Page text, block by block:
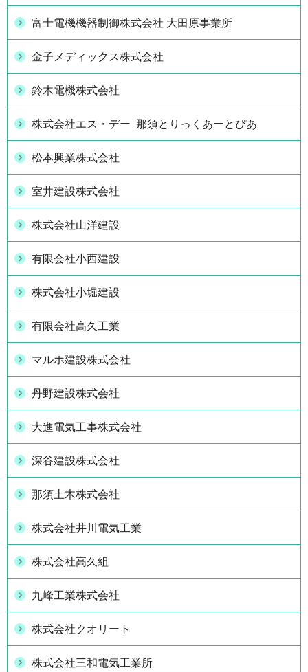
富士電機機器制御株式会社 大田原事業所
金子メディックス株式会社
鈴木電機株式会社
株式会社エス・デー 那須とりっくあーとぴあ
松本興業株式会社
室井建設株式会社
株式会社山洋建設
有限会社小西建設
株式会社小堀建設
有限会社高久工業
マルホ建設株式会社
丹野建設株式会社
大進電気工事株式会社
深谷建設株式会社
那須土木株式会社
株式会社井川電気工業
株式会社高久組
九峰工業株式会社
株式会社クオリート
株式会社三和電気工業所